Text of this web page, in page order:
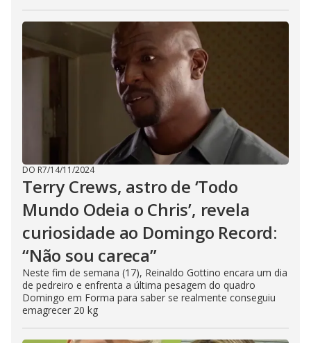
DO R7/14/11/2024
Terry Crews, astro de ‘Todo
Mundo Odeia o Chris’, revela
curiosidade ao Domingo Record:
“Não sou careca”
Neste fim de semana (17), Reinaldo Gottino encara um dia
de pedreiro e enfrenta a última pesagem do quadro
Domingo em Forma para saber se realmente conseguiu
emagrecer 20 kg